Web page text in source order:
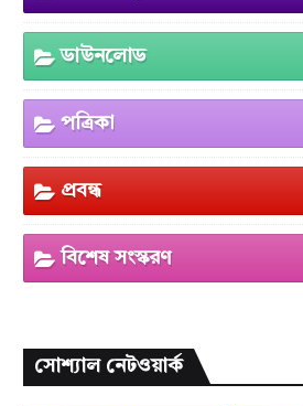
ডাউনলোড
পত্রিকা
প্রবন্ধ
বিশেষ সংস্করণ
সোশ্যাল নেটওয়ার্ক